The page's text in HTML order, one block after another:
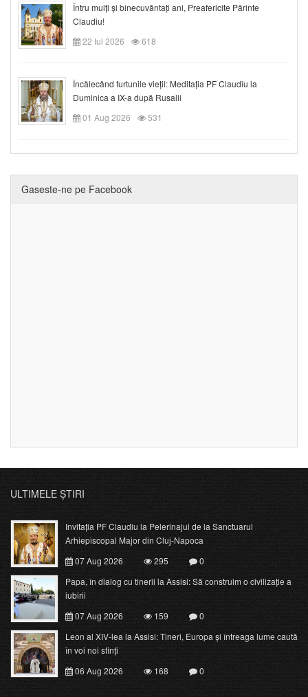
Întru mulți și binecuvântați ani, Preafericite Părinte
Claudiu!
22 Iul 2026
618
Încălecând furtunile vieții: Meditația PF Claudiu la
Duminica a IX-a după Rusalii
01 Aug 2026
531
Gaseste-ne pe Facebook
ULTIMELE ȘTIRI
Invitația PF Claudiu la Pelerinajul de la Sanctuarul
Arhiepiscopal Major din Cluj-Napoca
07 Aug 2026
295
0
Papa, în dialog cu tinerii la Assisi: Să construim o civilizație a
iubirii
07 Aug 2026
159
0
Leon al XIV-lea la Assisi: Tineri, Europa și întreaga lume caută
în voi noi sfinți
06 Aug 2026
168 0